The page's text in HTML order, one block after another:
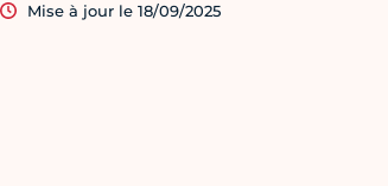
Mise à jour le 18/09/2025